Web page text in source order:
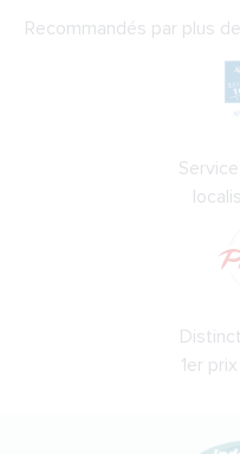
Recommandés par plus
1er